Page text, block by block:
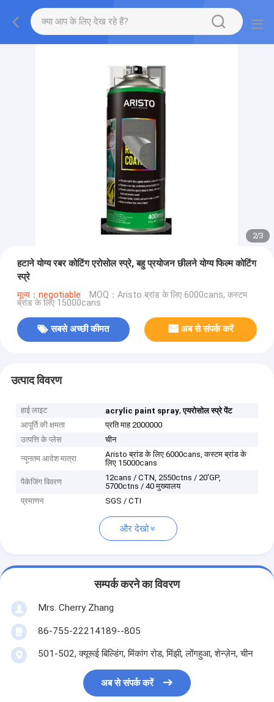
2/3
हटाने योग्य रबर कोटिंग एरोसोल स्प्रे, बहु प्रयोजन छीलने योग्य फिल्म कोटिंग
स्प्रे
मूल्य：negotiable MOQ：Aristo ब्रांड के लिए 6000cans, कस्टम
ब्रांड के लिए 15000cans
सबसे अच्छी कीमत अब से संपर्क करें
उत्पाद विवरण
हाई लाइट acrylic paint spray,एयरोसोल स्प्रे पेंट
आपूर्ति की क्षमता
प्रति माह 2000000
उत्पत्ति के प्लेस
चीन
न्यूनतम आदेश मात्रा
Aristo ब्रांड के लिए 6000cans, कस्टम ब्रांड के
लिए 15000cans
पैकेजिंग विवरण
12cans / CTN, 2550ctns / 20'GP,
5700ctns / 40 मुख्यालय
प्रमाणन
SGS / CTI
और देखो
सम्पर्क करने का विवरण
Mrs. Cherry Zhang
86-755-22214189--805
501-502, क्यूरूई बिल्डिंग, मिंकांग रोड, मिंझी, लोंगहुआ, शेन्ज़ेन, चीन
अब से संपर्क करें